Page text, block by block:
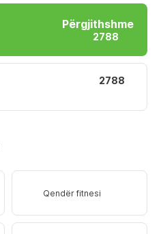
Përgjithshme
2788
2788
Qendër fitnesi